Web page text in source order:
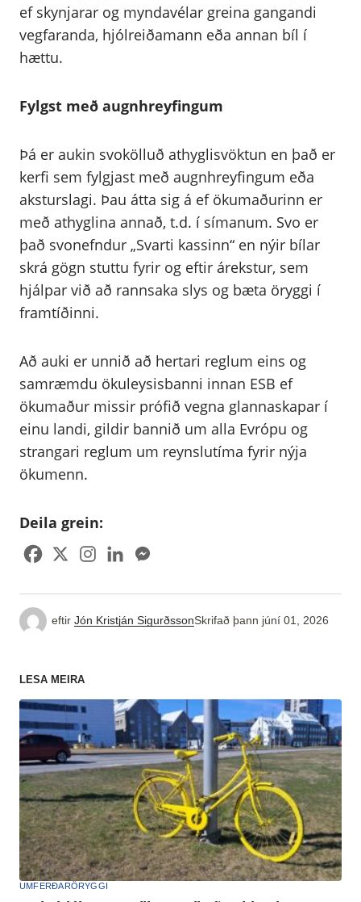
ef skynjarar og myndavélar greina gangandi
vegfaranda, hjólreiðamann eða annan bíl í
hættu.
Fylgst með augnhreyfingum
Þá er aukin svokölluð athyglisvöktun en það er
kerfi sem fylgjast með augnhreyfingum eða
aksturslagi. Þau átta sig á ef ökumaðurinn er
með athyglina annað, t.d. í símanum. Svo er
það svonefndur „Svarti kassinn“ en nýir bílar
skrá gögn stuttu fyrir og eftir árekstur, sem
hjálpar við að rannsaka slys og bæta öryggi í
framtíðinni.
Að auki er unnið að hertari reglum eins og
samræmdu ökuleysisbanni innan ESB ef
ökumaður missir prófið vegna glannaskapar í
einu landi, gildir bannið um alla Evrópu og
strangari reglum um reynslutíma fyrir nýja
ökumenn.
Deila grein:
eftir Jón Kristján SigurðssonSkrifað þann júní 01, 2026
LESA MEIRA
UMFERÐARÖRYGGI